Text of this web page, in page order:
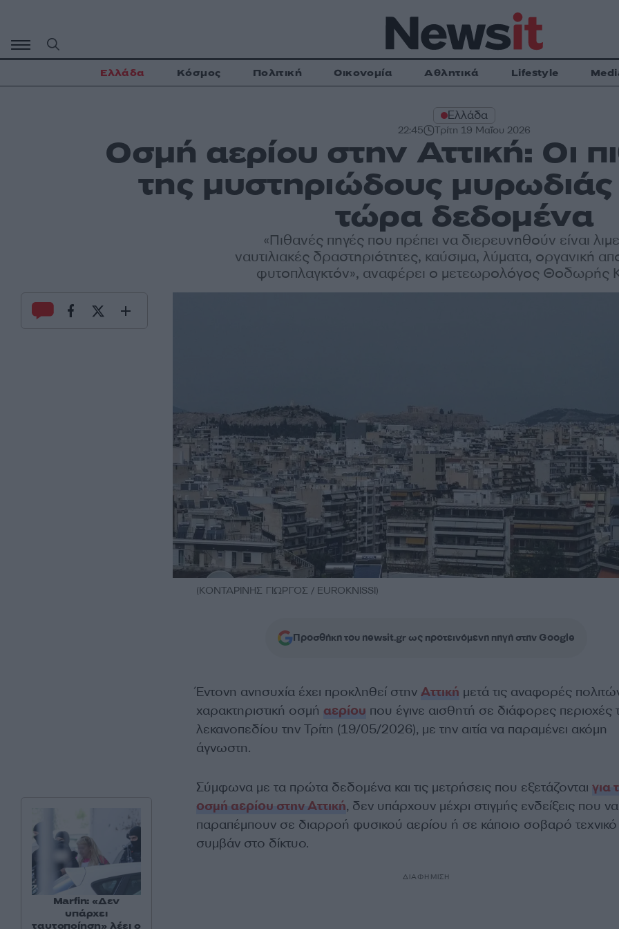
περιεχόμενο
Ελλάδα Κόσμος Πολιτική Οικονομία Αθλητικά Lifestyle
Ελλάδα
22:45 Τρίτη 19 Μαΐου 2026
Οσμή αερίου στην Αττική: Οι
της μυστηριώδους μυρωδιάς
τώρα δεδομένα
«Πιθανές πηγές που πρέπει να διερευνηθούν είναι
ναυτιλιακές δραστηριότητες, καύσιμα, λύματα, οργανική
φυτοπλαγκτόν», αναφέρει ο μετεωρολόγος Θοδωρής
(ΚΟΝΤΑΡΙΝΗΣ ΓΙΩΡΓΟΣ / EUROKNISSI)
Προσθήκη του newsit.gr ως προτεινόμενη πηγή στην Google
Έντονη ανησυχία έχει προκληθεί στην Αττική μετά τις αναφορές
χαρακτηριστική οσμή αερίου που έγινε αισθητή σε διάφορες περιοχές
λεκανοπεδίου την Τρίτη (19/05/2026), με την αιτία να παραμένει ακόμη
άγνωστη.
Σύμφωνα με τα πρώτα δεδομένα και τις μετρήσεις που εξετάζονται για
οσμή αερίου στην Αττική, δεν υπάρχουν μέχρι στιγμής ενδείξεις που να
παραπέμπουν σε διαρροή φυσικού αερίου ή σε κάποιο σοβαρό τεχνικό
συμβάν στο δίκτυο.
ΔΙΑΦΗΜΙΣΗ
Marfin: «Δεν
υπάρχει
ταυτοποίηση» λέει ο